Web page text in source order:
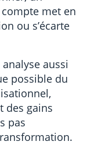
met en
ou s’écarte
aussi
possible du
des gains
pas